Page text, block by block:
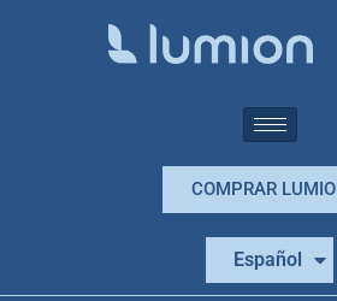
COMPRAR
Español
English